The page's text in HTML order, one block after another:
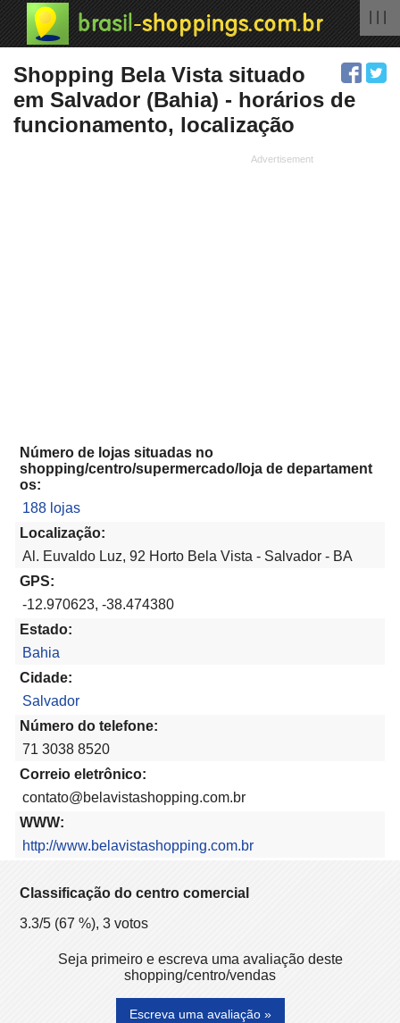
Shopping Bela Vista situado
em Salvador (Bahia) - horários de
funcionamento, localização
Número de lojas situadas no
shopping/centro/supermercado/loja de departament
os:
188 lojas
Localização:
Al. Euvaldo Luz, 92 Horto Bela Vista - Salvador - BA
GPS:
-12.970623, -38.474380
Estado:
Bahia
Cidade:
Salvador
Número do telefone:
71 3038 8520
Correio eletrônico:
contato@belavistashopping.com.br
WWW:
http://www.belavistashopping.com.br
Classificação do centro comercial
3.3/5 (67 %), 3 votos
Seja primeiro e escreva uma avaliação deste
shopping/centro/vendas
Escreva uma avaliação »